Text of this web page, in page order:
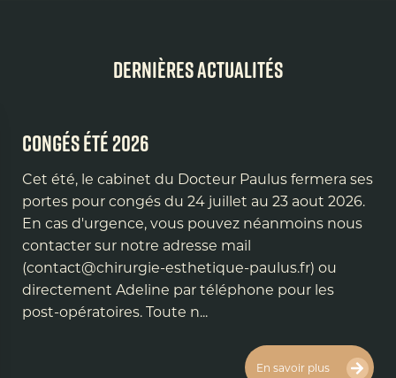
Dernières actualités
Congés été 2026
Cet été, le cabinet du Docteur Paulus fermera ses
portes pour congés du 24 juillet au 23 aout 2026.
En cas d'urgence, vous pouvez néanmoins nous
contacter sur notre adresse mail
(contact@chirurgie-esthetique-paulus.fr) ou
directement Adeline par téléphone pour les
post-opératoires. Toute n...
En savoir plus